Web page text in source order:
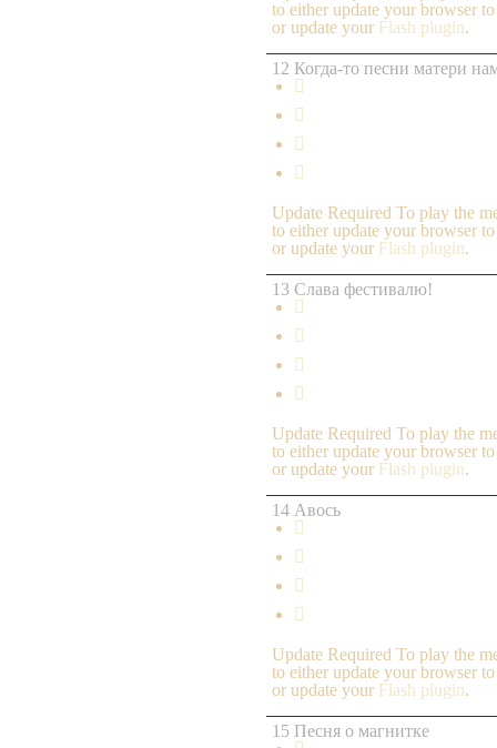
to either update your browser
or update your Flash plugin.
12 Когда-то песни матери




Update Required To play the
to either update your browser
or update your Flash plugin.
13 Слава фестивалю!




Update Required To play the
to either update your browser
or update your Flash plugin.
14 Авось




Update Required To play the
to either update your browser
or update your Flash plugin.
15 Песня о магнитке